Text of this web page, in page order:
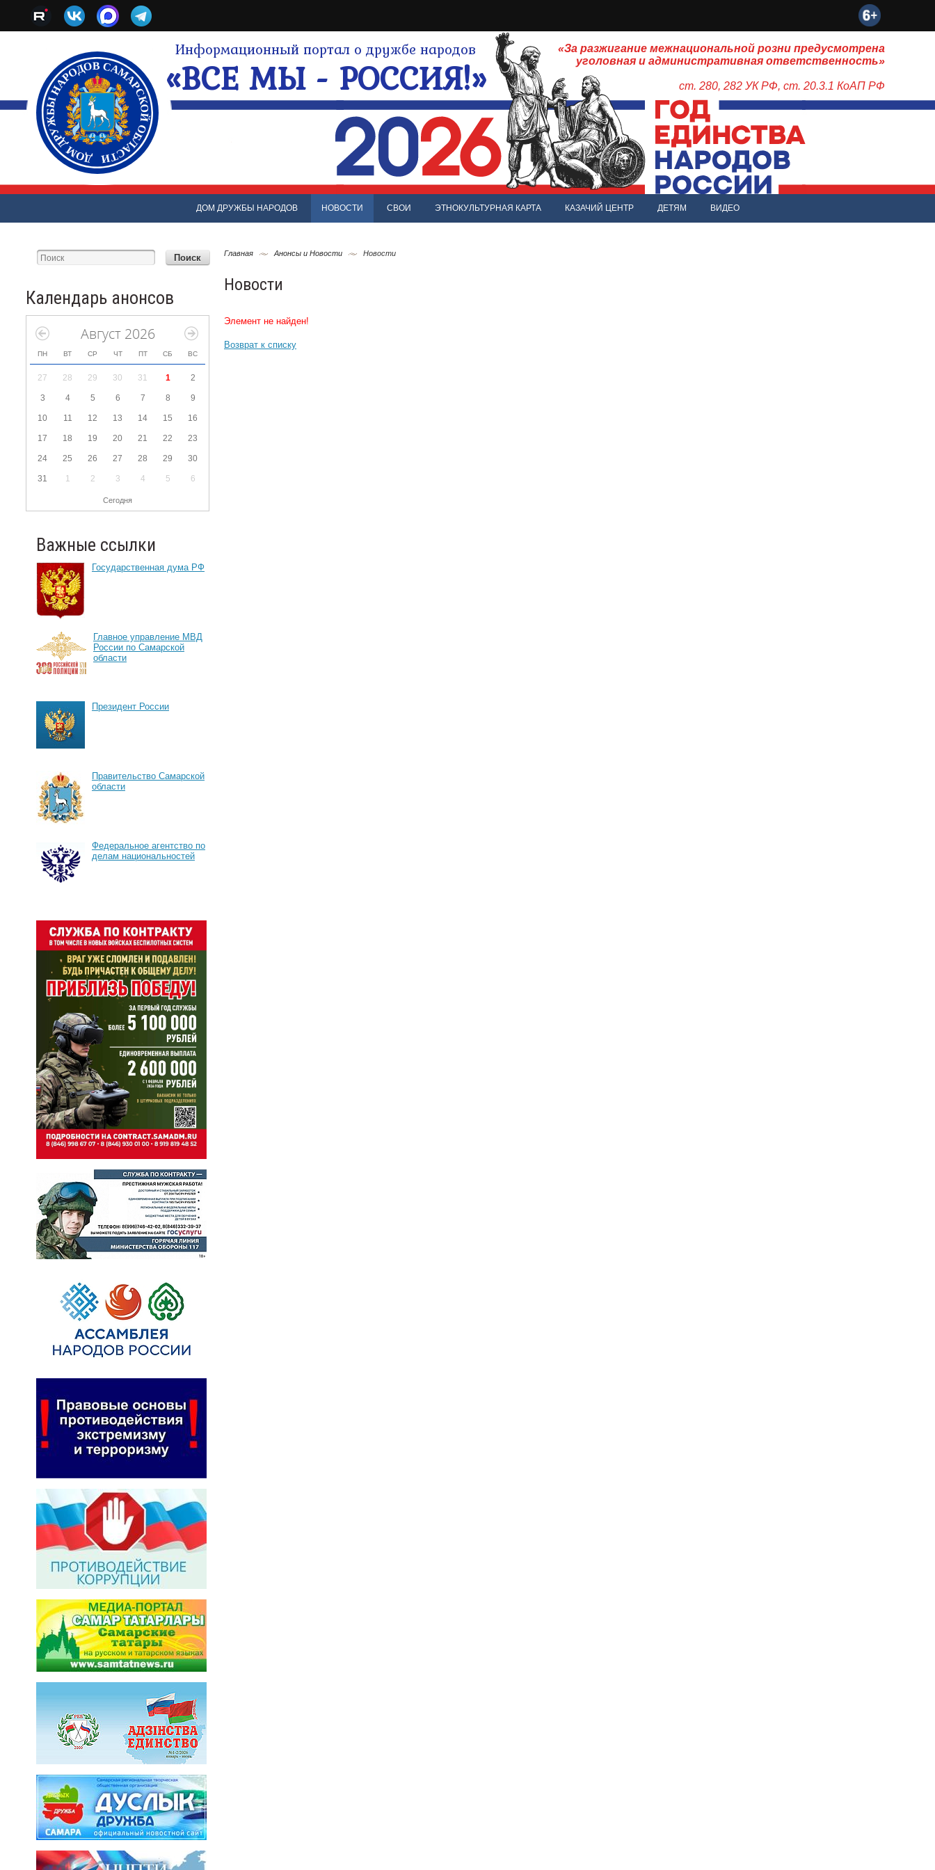
Информационный портал о дружбе народов
«ВСЕ МЫ - РОССИЯ!»
«За разжигание межнациональной розни предусмотрена
уголовная и административная ответственность»
ст. 280, 282 УК РФ, ст. 20.3.1 КоАП РФ
ДОМ ДРУЖБЫ НАРОДОВ НОВОСТИ СВОИ ЭТНОКУЛЬТУРНАЯ КАРТА КАЗАЧИЙ ЦЕНТР ДЕТЯМ ВИДЕО
Календарь анонсов
Август 2026
ПН ВТ СР ЧТ ПТ СБ ВС
27 28 29 30 31 1 2
3 4 5 6 7 8 9
10 11 12 13 14 15 16
17 18 19 20 21 22 23
24 25 26 27 28 29 30
31 1 2 3 4 5 6
Сегодня
Важные ссылки
Государственная дума РФ
Главное управление МВД
России по Самарской
области
Президент России
Правительство Самарской
области
Федеральное агентство по
делам национальностей
Главная Анонсы и Новости Новости
Новости
Элемент не найден!
Возврат к списку